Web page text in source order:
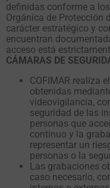
definidas conforme a
Orgánica de Protección
carácter estratégico y
encuentran
acceso está
CÁMARAS DE
COFIMAR realiza
obtenidas
videovigilancia,
seguridad de las
personas que
continuo y la
representar un
personas o la
Las grabaciones
caso necesario,